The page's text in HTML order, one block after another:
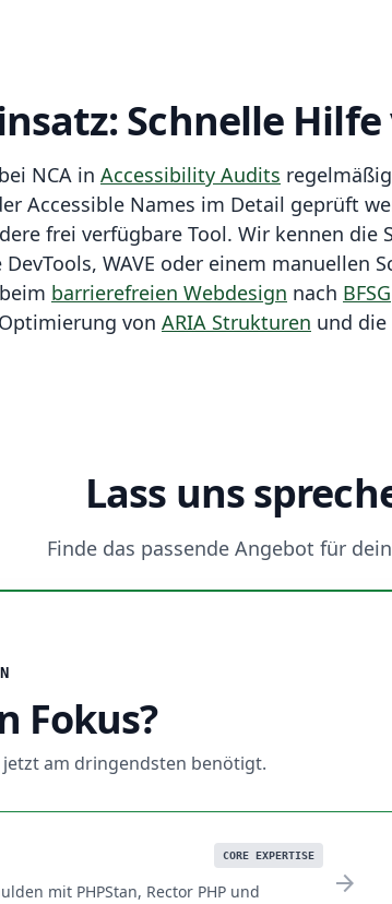
Schnelle Hilfe
NCA in Accessibility Audits
Accessible Names im Detail geprüft
frei verfügbare Tool. Wir kennen die
WAVE oder einem manuellen
barrierefreien Webdesign nach BFSG
von ARIA Strukturen und die
Lass uns
Finde das passende Angebot für
Fokus?
am dringendsten benötigt.
CORE EXPERTISE
mit PHPStan, Rector PHP und
arrow_forward